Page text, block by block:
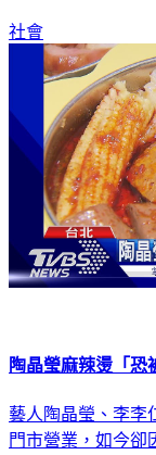
社會
陶晶瑩麻辣燙「
藝人陶晶瑩、李李
門市營業，如今卻